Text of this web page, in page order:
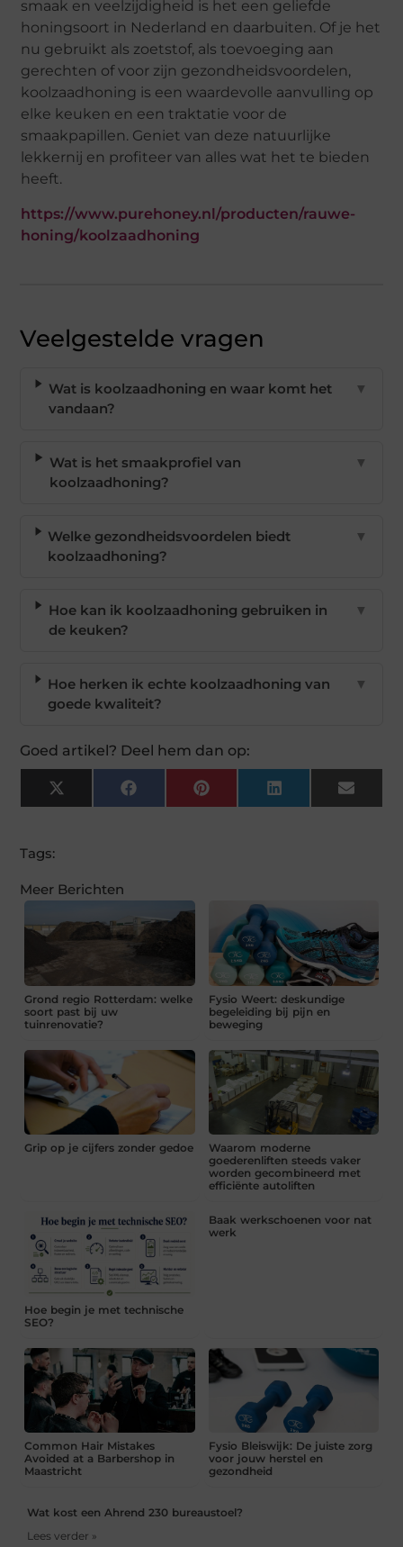
smaak en veelzijdigheid is het een geliefde
honingsoort in Nederland en daarbuiten. Of je het
nu gebruikt als zoetstof, als toevoeging aan
gerechten of voor zijn gezondheidsvoordelen,
koolzaadhoning is een waardevolle aanvulling op
elke keuken en een traktatie voor de
smaakpapillen. Geniet van deze natuurlijke
lekkernij en profiteer van alles wat het te bieden
heeft.
https://www.purehoney.nl/producten/rauwe-
honing/koolzaadhoning
Veelgestelde vragen
Wat is koolzaadhoning en waar komt het
vandaan?
▼
Wat is het smaakprofiel van
koolzaadhoning?
▼
Welke gezondheidsvoordelen biedt
koolzaadhoning?
▼
Hoe kan ik koolzaadhoning gebruiken in
de keuken?
▼
Hoe herken ik echte koolzaadhoning van
goede kwaliteit?
▼
Goed artikel? Deel hem dan op:
X
(Twitter)
FacebookPinterest LinkedIn Email
Tags:
Meer Berichten
Grond regio Rotterdam: welke
soort past bij uw
tuinrenovatie?
Fysio Weert: deskundige
begeleiding bij pijn en
beweging
Grip op je cijfers zonder gedoe
Waarom moderne
goederenliften steeds vaker
worden gecombineerd met
efficiënte autoliften
Hoe begin je met technische
SEO?
Baak werkschoenen voor nat
werk
Common Hair Mistakes
Avoided at a Barbershop in
Maastricht
Fysio Bleiswijk: De juiste zorg
voor jouw herstel en
gezondheid
Wat kost een Ahrend 230 bureaustoel?
Lees verder »